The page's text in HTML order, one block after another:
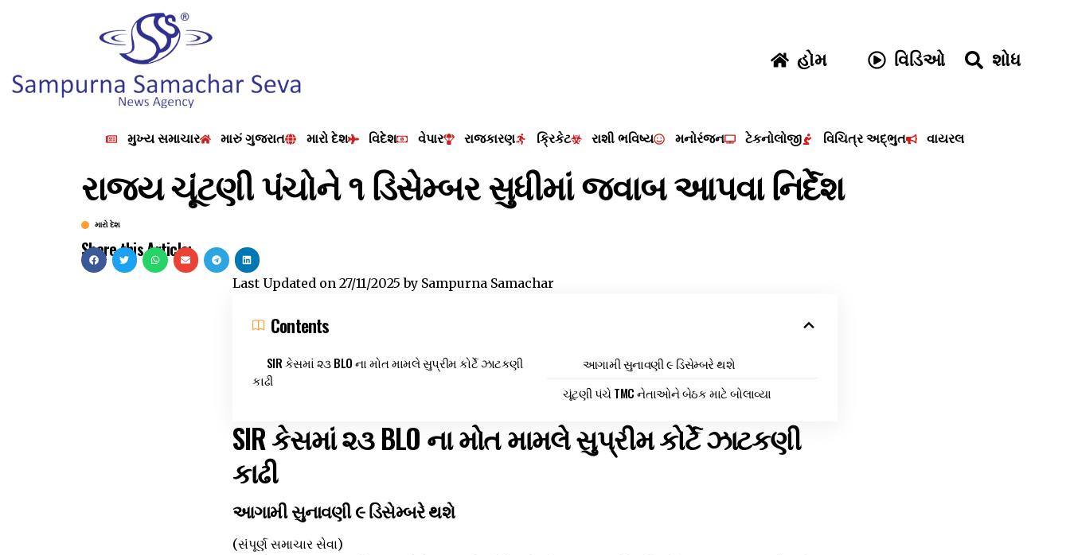
હોમ વિડિઓ શોધ
મુખ્ય સમાચાર મારું ગુજરાત મારો દેશ વિદેશ વેપાર રાજકારણ ક્રિકેટ રાશી ભવિષ્ય મનોરંજન ટેકનોલોજી વિચિત્ર અદ્ભુત વાયરલ
રાજ્ય ચૂંટણી પંચોને ૧ ડિસેમ્બર સુધીમાં જવાબ આપવા નિર્દેશ
મારો દેશ
Share this Article:
Last Updated on 27/11/2025 by Sampurna Samachar
Contents
SIR કેસમાં ૨૩ BLO ના મોત મામલે સુપ્રીમ કોર્ટે ઝાટકણી
કાઢી
આગામી સુનાવણી ૯ ડિસેમ્બરે થશે
ચૂંટણી પંચે TMC નેતાઓને બેઠક માટે બોલાવ્યા
SIR કેસમાં ૨૩ BLO ના મોત મામલે સુપ્રીમ કોર્ટે ઝાટકણી
કાઢી
આગામી સુનાવણી ૯ ડિસેમ્બરે થશે
(સંપૂર્ણ સમાચાર સેવા)